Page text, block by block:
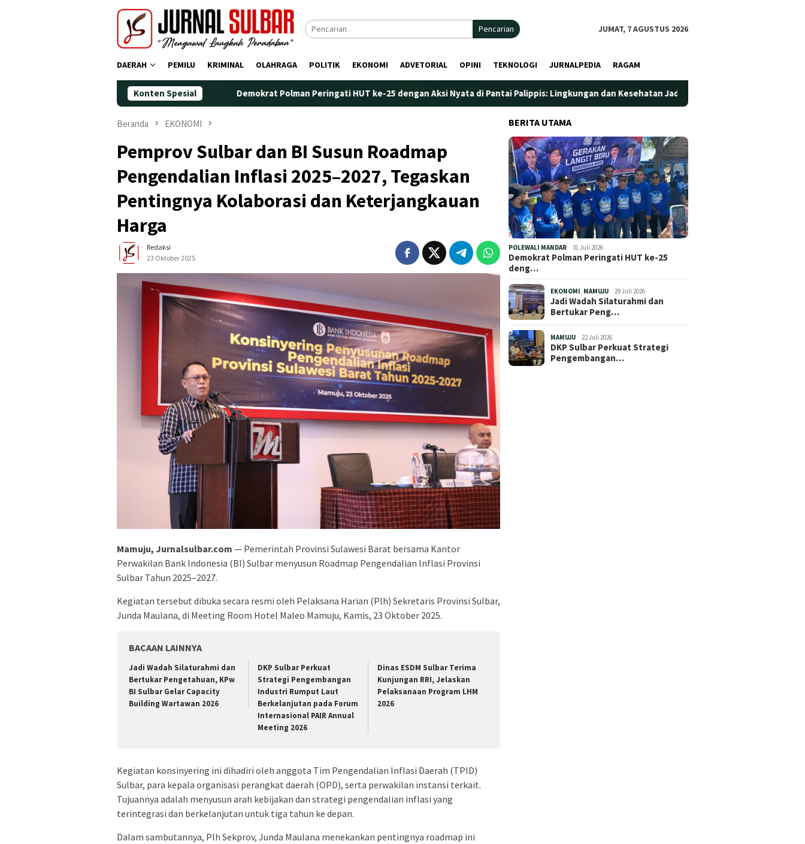
Pencarian JUMAT, 7 AGUSTUS 2026
DAERAH PEMILU KRIMINAL OLAHRAGA POLITIK EKONOMI ADVETORIAL OPINI TEKNOLOGI JURNALPEDIA RAGAM
Konten Spesial
Demokrat Polman Peringati HUT ke-25 dengan Aksi Nyata di Pantai Palippis: Lingkungan dan Kesehatan Jadi Prioritas
Beranda EKONOMI
Pemprov Sulbar dan BI Susun Roadmap
Pengendalian Inflasi 2025–2027, Tegaskan
Pentingnya Kolaborasi dan Keterjangkauan
Harga
Redaksi
23 Oktober 2025
Mamuju, Jurnalsulbar.com — Pemerintah Provinsi Sulawesi Barat bersama Kantor
Perwakilan Bank Indonesia (BI) Sulbar menyusun Roadmap Pengendalian Inflasi Provinsi
Sulbar Tahun 2025–2027.
Kegiatan tersebut dibuka secara resmi oleh Pelaksana Harian (Plh) Sekretaris Provinsi Sulbar,
Junda Maulana, di Meeting Room Hotel Maleo Mamuju, Kamis, 23 Oktober 2025.
BACAAN LAINNYA
Jadi Wadah Silaturahmi dan
Bertukar Pengetahuan, KPw
BI Sulbar Gelar Capacity
Building Wartawan 2026
DKP Sulbar Perkuat
Strategi Pengembangan
Industri Rumput Laut
Berkelanjutan pada Forum
Internasional PAIR Annual
Meeting 2026
Dinas ESDM Sulbar Terima
Kunjungan RRI, Jelaskan
Pelaksanaan Program LHM
2026
Kegiatan konsinyering ini dihadiri oleh anggota Tim Pengendalian Inflasi Daerah (TPID)
Sulbar, para kepala organisasi perangkat daerah (OPD), serta perwakilan instansi terkait.
Tujuannya adalah menyusun arah kebijakan dan strategi pengendalian inflasi yang
terintegrasi dan berkelanjutan untuk tiga tahun ke depan.
Dalam sambutannya, Plh Sekprov, Junda Maulana menekankan pentingnya roadmap ini
BERITA UTAMA
POLEWALI MANDAR 31 Juli 2026
Demokrat Polman Peringati HUT ke-25
deng…
EKONOMI MAMUJU 29 Juli 2026
Jadi Wadah Silaturahmi dan
Bertukar Peng…
MAMUJU 22 Juli 2026
DKP Sulbar Perkuat Strategi
Pengembangan…